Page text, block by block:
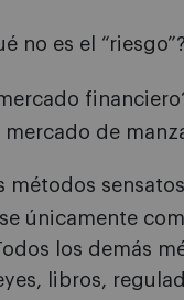
no es el “riesgo”?
de
métodos
únicamente
los demás
libros,